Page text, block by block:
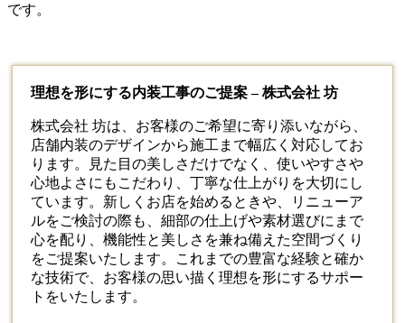
です。
理想を形にする内装工事のご提案 – 株式会社 坊
株式会社 坊は、お客様のご希望に寄り添いながら、
店舗内装のデザインから施工まで幅広く対応してお
ります。見た目の美しさだけでなく、使いやすさや
心地よさにもこだわり、丁寧な仕上がりを大切にし
ています。新しくお店を始めるときや、リニューア
ルをご検討の際も、細部の仕上げや素材選びにまで
心を配り、機能性と美しさを兼ね備えた空間づくり
をご提案いたします。これまでの豊富な経験と確か
な技術で、お客様の思い描く理想を形にするサポー
トをいたします。